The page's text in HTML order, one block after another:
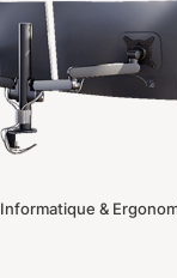
Informatique &